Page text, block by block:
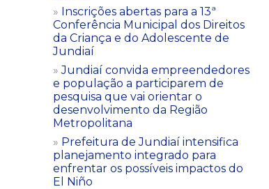
Inscrições abertas para a 13ª
Conferência Municipal dos Direitos
da Criança e do Adolescente de
Jundiaí
Jundiaí convida empreendedores
e população a participarem de
pesquisa que vai orientar o
desenvolvimento da Região
Metropolitana
Prefeitura de Jundiaí intensifica
planejamento integrado para
enfrentar os possíveis impactos do
El Niño